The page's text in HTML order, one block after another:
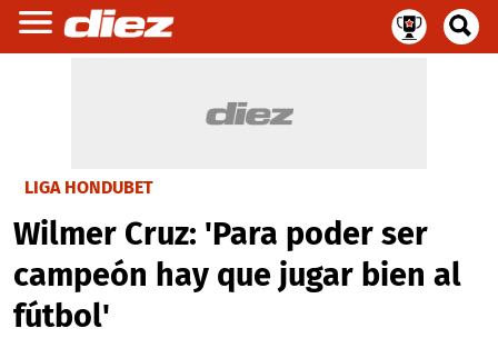
LIGA HONDUBET
Wilmer Cruz: 'Para poder ser
campeón hay que jugar bien al
fútbol'